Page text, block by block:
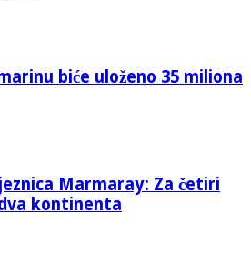
biće uloženo 35 miliona
Marmaray: Za četiri
kontinenta